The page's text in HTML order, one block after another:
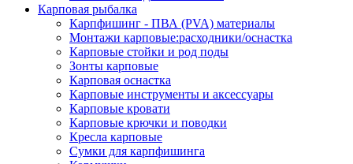
Карповая рыбалка
Карпфишинг - ПВА (PVA) материалы
Монтажи карповые:расходники/оснастка
Карповые стойки и род поды
Зонты карповые
Карповая оснастка
Карповые инструменты и аксессуары
Карповые кровати
Карповые крючки и поводки
Кресла карповые
Сумки для карпфишинга